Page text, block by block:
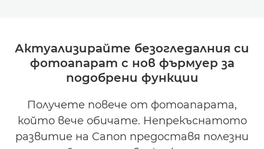
Актуализирайте безогледалния си
фотоапарат с нов фърмуер за
подобрени функции
Получете повече от фотоапарата,
който вече обичате. Непрекъснатото
развитие на Canon предоставя полезни